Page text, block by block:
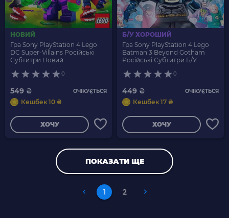
НОВИЙ
Гра Sony PlayStation 4 Lego
DC Super-Villains Російські
Субтитри Новий
0
549 ₴ ОЧІКУЄТЬСЯ
Кешбек 10 ₴
ХОЧУ
Б/У ХОРОШИЙ
Гра Sony PlayStation 4 Lego
Batman 3 Beyond Gotham
Російські Субтитри Б/У
0
449 ₴ ОЧІКУЄТЬСЯ
Кешбек 17 ₴
ХОЧУ
ПОКАЗАТИ ЩЕ
1 2